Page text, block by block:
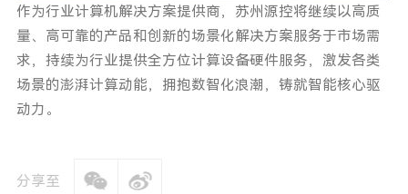
作为行业计算机解决方案提供商，苏州源控将继续以高质
量、高可靠的产品和创新的场景化解决方案服务于市场需
求，持续为行业提供全方位计算设备硬件服务，激发各类
场景的澎湃计算动能，拥抱数智化浪潮，铸就智能核心驱
动力。
分享至